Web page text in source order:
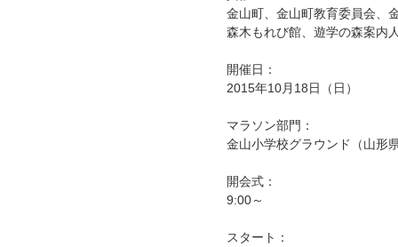
金山町、金山町教育委員会、
森木もれび館、遊学の森案内
開催日：
2015年10月18日（日）
マラソン部門：
金山小学校グラウンド（山形
開会式：
9:00～
スタート：